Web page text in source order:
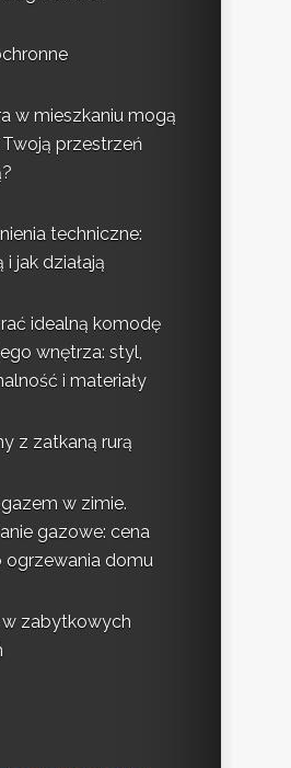
w mieszkaniu mogą
przestrzeń
techniczne:
jak działają
idealną komodę
wnętrza: styl,
i materiały
z zatkaną rurą
w zimie.
gazowe: cena
ogrzewania domu
w zabytkowych